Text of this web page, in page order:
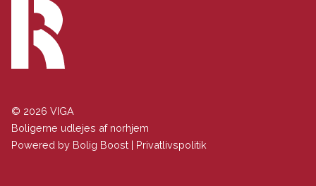
© 2026 VIGA
Boligerne udlejes af norhjem
Powered by Bolig Boost | Privatlivspolitik